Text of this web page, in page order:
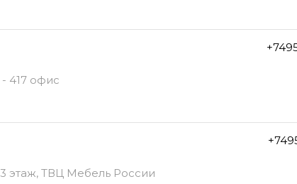
- 417 офис
этаж, ТВЦ Мебель России